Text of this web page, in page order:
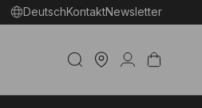
DeutschKontaktNewsletter
GeschäftEinloggen
Warenkorb